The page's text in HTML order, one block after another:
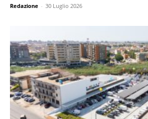
Redazione - 30 Luglio 2026